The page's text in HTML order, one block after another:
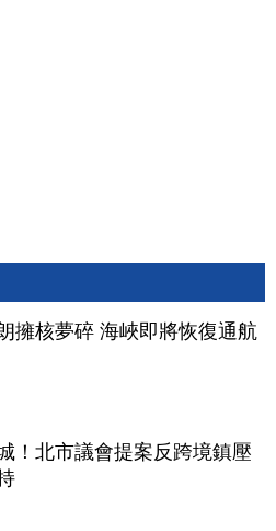
擁核夢碎 海峽即將恢復通航
！北市議會提案反跨境鎮壓